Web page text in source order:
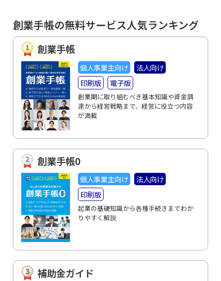
創業手帳の無料サービス人気ランキング
創業手帳
個人事業主向け
法人向け
印刷版
電子版
創業期に取り組むべき基本知識や資金調
達から経営戦略まで、経営に役立つ内容
が満載
創業手帳0
個人事業主向け
法人向け
印刷版
起業の基礎知識から各種手続きまでわか
りやすく解説
補助金ガイド